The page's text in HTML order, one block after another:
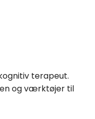
terapeut.
og værktøjer til